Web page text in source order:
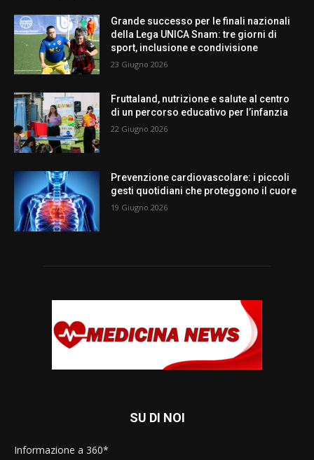
Grande successo per le finali nazionali
della Lega UNICA Snam: tre giorni di
sport, inclusione e condivisione
23 Giugno 2026
Fruttaland, nutrizione e salute al centro
di un percorso educativo per l’infanzia
22 Giugno 2026
Prevenzione cardiovascolare: i piccoli
gesti quotidiani che proteggono il cuore
19 Giugno 2026
SU DI NOI
Informazione a 360*